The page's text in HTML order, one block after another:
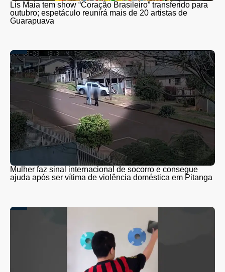
Lis Maia tem show “Coração Brasileiro” transferido para
outubro; espetáculo reunirá mais de 20 artistas de
Guarapuava
Mulher faz sinal internacional de socorro e consegue
ajuda após ser vítima de violência doméstica em Pitanga